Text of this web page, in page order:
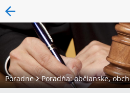
Poradne Poradňa: občianske,